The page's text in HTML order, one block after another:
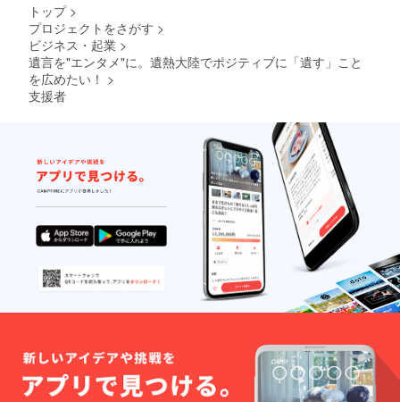
願いす
る場合
トップ >
プロジェクトをさがす >
ビジネス・起業 >
遺言を"エンタメ"に。遺熱大陸でポジティブに「遺す」こと
を広めたい！ >
支援者